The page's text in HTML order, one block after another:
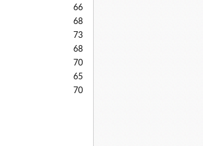
66
68
73
68
70
65
70